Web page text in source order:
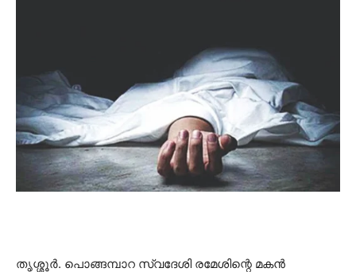
തൃശ്ശൂർ. പൊങ്ങമ്പാറ സ്വദേശി രമേശിന്റെ മകൻ